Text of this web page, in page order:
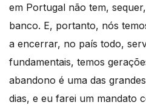
em Portugal não tem,
banco. E, portanto, nós
a encerrar, no país todo,
fundamentais, temos
abandono é uma das
dias, e eu farei um mandato